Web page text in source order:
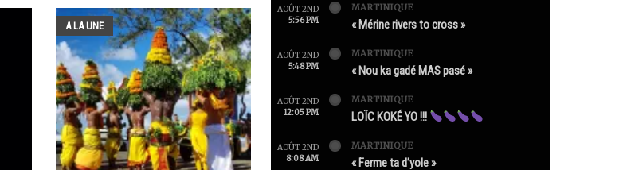
A LA UNE
AOÛT 2ND
5:56 PM
MARTINIQUE
« Mérine rivers to cross »
AOÛT 2ND
5:48 PM
MARTINIQUE
« Nou ka gadé MAS pasé »
AOÛT 2ND
12:05 PM
MARTINIQUE
LOÏC KOKÉ YO !!!
AOÛT 2ND
8:08 AM
MARTINIQUE
« Ferme ta d’yole »